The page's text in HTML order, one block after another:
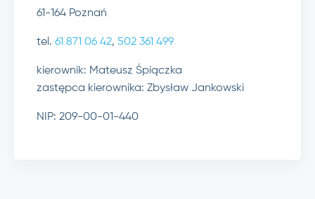
61-164 Poznań
tel. 61 871 06 42, 502 361 499
kierownik: Mateusz Śpiączka
zastępca kierownika: Zbysław Jankowski
NIP: 209-00-01-440